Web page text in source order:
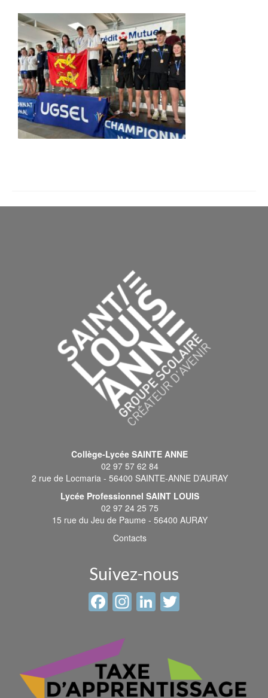
Collège-Lycée SAINTE ANNE
02 97 57 62 84
2 rue de Locmaria - 56400 SAINTE-ANNE D’AURAY
Lycée Professionnel SAINT LOUIS
02 97 24 25 75
15 rue du Jeu de Paume - 56400 AURAY
Contacts
Suivez-nous
Facebook
Instagram
LinkedIn